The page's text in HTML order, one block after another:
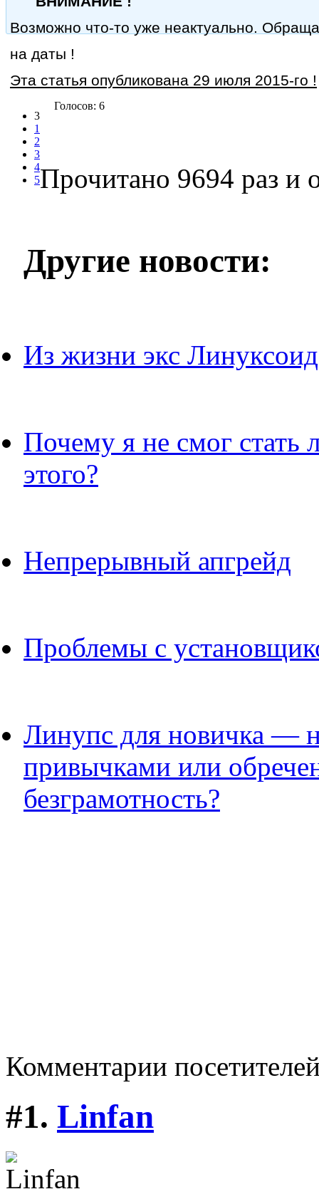
Возможно что-то уже неактуально.
на даты !
Эта статья опубликована 29 июля 2015-го !
3
1
2
3
4
5
Голосов: 6
Прочитано 9694 раз и
Другие новости:
Из жизни экс
Почему я не смог стать
этого?
Непрерывный апгрейд
Проблемы с
Линупс для новичка —
привычками или
безграмотность?
Комментарии
#1. Linfan